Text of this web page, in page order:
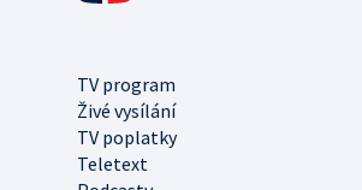
TV program
Živé vysílání
TV poplatky
Teletext